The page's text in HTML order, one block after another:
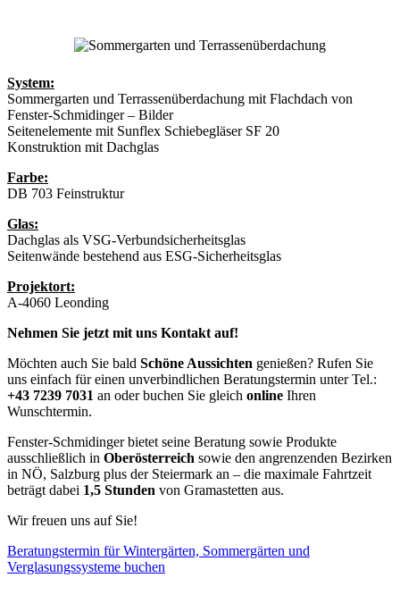
System:
Sommergarten und Terrassenüberdachung mit Flachdach von
Fenster-Schmidinger – Bilder
Seitenelemente mit Sunflex Schiebegläser SF 20
Konstruktion mit Dachglas
Farbe:
DB 703 Feinstruktur
Glas:
Dachglas als VSG-Verbundsicherheitsglas
Seitenwände bestehend aus ESG-Sicherheitsglas
Projektort:
A-4060 Leonding
Nehmen Sie jetzt mit uns Kontakt auf!
Möchten auch Sie bald Schöne Aussichten genießen? Rufen Sie
uns einfach für einen unverbindlichen Beratungstermin unter Tel.:
+43 7239 7031 an oder buchen Sie gleich online Ihren
Wunschtermin.
Fenster-Schmidinger bietet seine Beratung sowie Produkte
ausschließlich in Oberösterreich sowie den angrenzenden Bezirken
in NÖ, Salzburg plus der Steiermark an – die maximale Fahrtzeit
beträgt dabei 1,5 Stunden von Gramastetten aus.
Wir freuen uns auf Sie!
Beratungstermin für Wintergärten, Sommergärten und
Verglasungssysteme buchen